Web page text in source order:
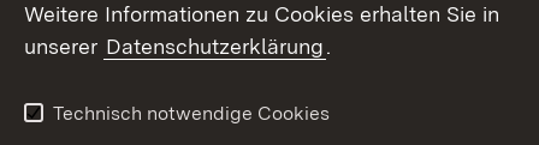
Kontakt
Datenschutz
Barrierefreiheit
Weitere Informationen zu Cookies erhalten Sie in
unserer Datenschutzerklärung.
Technisch notwendige Cookies